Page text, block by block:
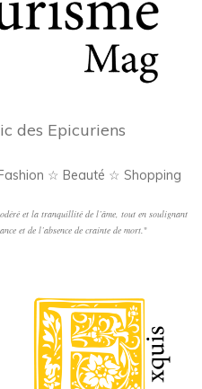
des Epicuriens
☆ Beauté ☆ Shopping
et la tranquillité de l’âme, tout en soulignant
et de l’absence de crainte de mort."